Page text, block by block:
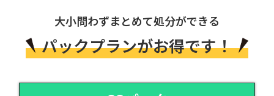
大小問わずまとめて処分ができる
パックプランがお得です！